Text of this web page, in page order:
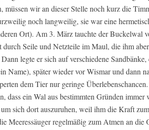
müssen wir an dieser Stelle noch kurz die
noch langweilig, sie war eine
Ort). Am 3. März tauchte der Buckelwal
durch Seile und Netzteile im Maul, die ihm
legte er sich auf verschiedene
Name), später wieder vor Wismar und dann
dem Tier nur geringe
dass ein Wal aus bestimmten Gründen
sich dort auszuruhen, weil ihm die Kraft
Meeressäuger regelmäßig zum Atmen an